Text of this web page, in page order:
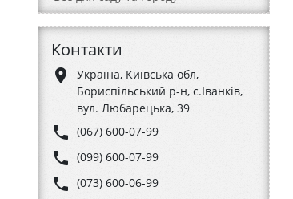
Контакти
place
Україна, Київська обл,
Бориспільський р-н, с.Іванків,
вул. Любарецька, 39
phone (067) 600-07-99
phone (099) 600-07-99
phone (073) 600-06-99